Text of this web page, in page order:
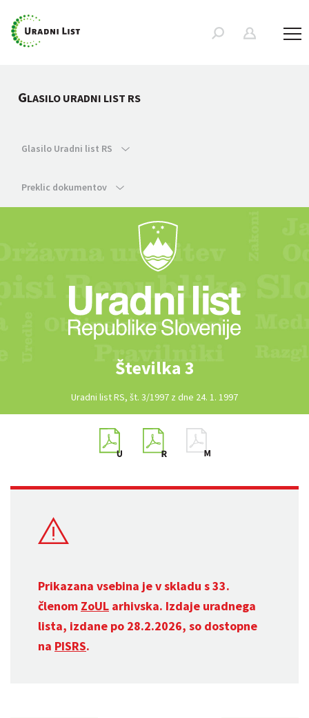
GLASILO URADNI LIST RS
Glasilo Uradni list RS
Preklic dokumentov
Številka 3
Uradni list RS, št. 3/1997 z dne 24. 1. 1997
Prikazana vsebina je v skladu s 33.
členom ZoUL arhivska. Izdaje uradnega
lista, izdane po 28.2.2026, so dostopne
na PISRS.